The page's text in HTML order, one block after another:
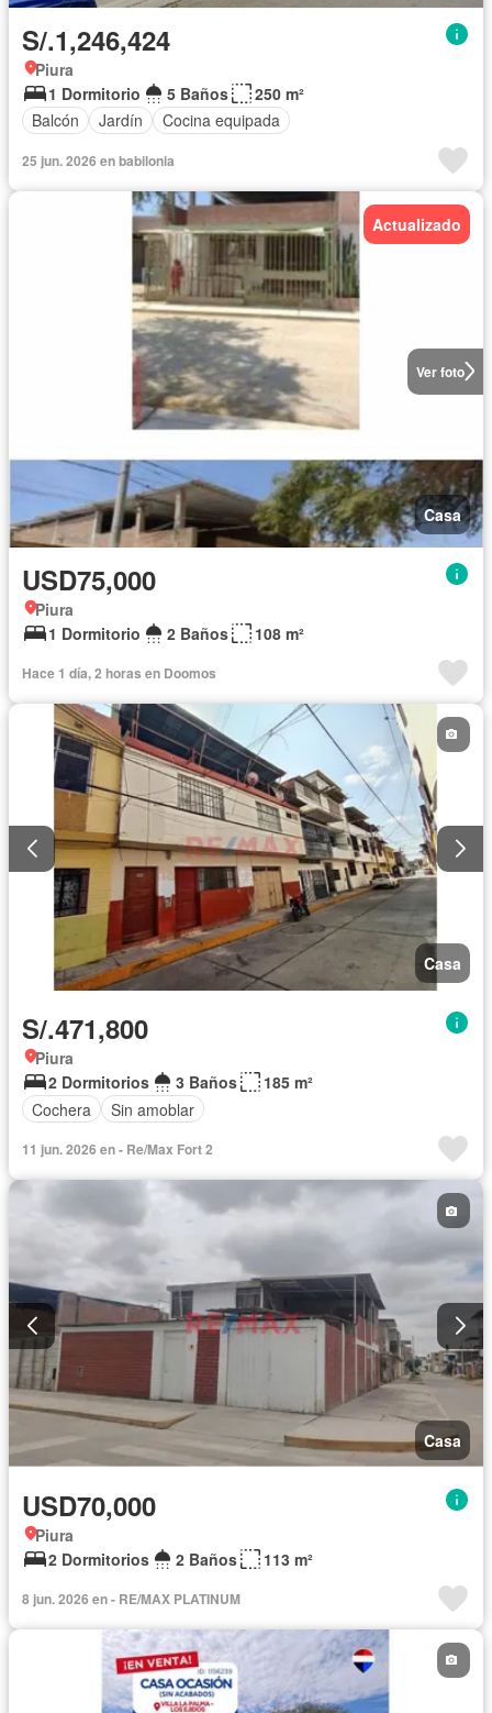
S/.1,246,424
Piura
1 Dormitorio
5 Baños
250 m²
Balcón
Jardín Cocina equipada
25 jun. 2026 en babilonia
Ver foto
Actualizado
Casa
USD75,000
Piura
1 Dormitorio
2 Baños 108 m²
Hace 1 día, 2 horas en Doomos
Casa
S/.471,800
Piura
2 Dormitorios
3 Baños
185 m²
Cochera
Sin amoblar
11 jun. 2026 en - Re/Max Fort 2
Casa
USD70,000
Piura
2 Dormitorios
2 Baños 113 m²
8 jun. 2026 en - RE/MAX PLATINUM